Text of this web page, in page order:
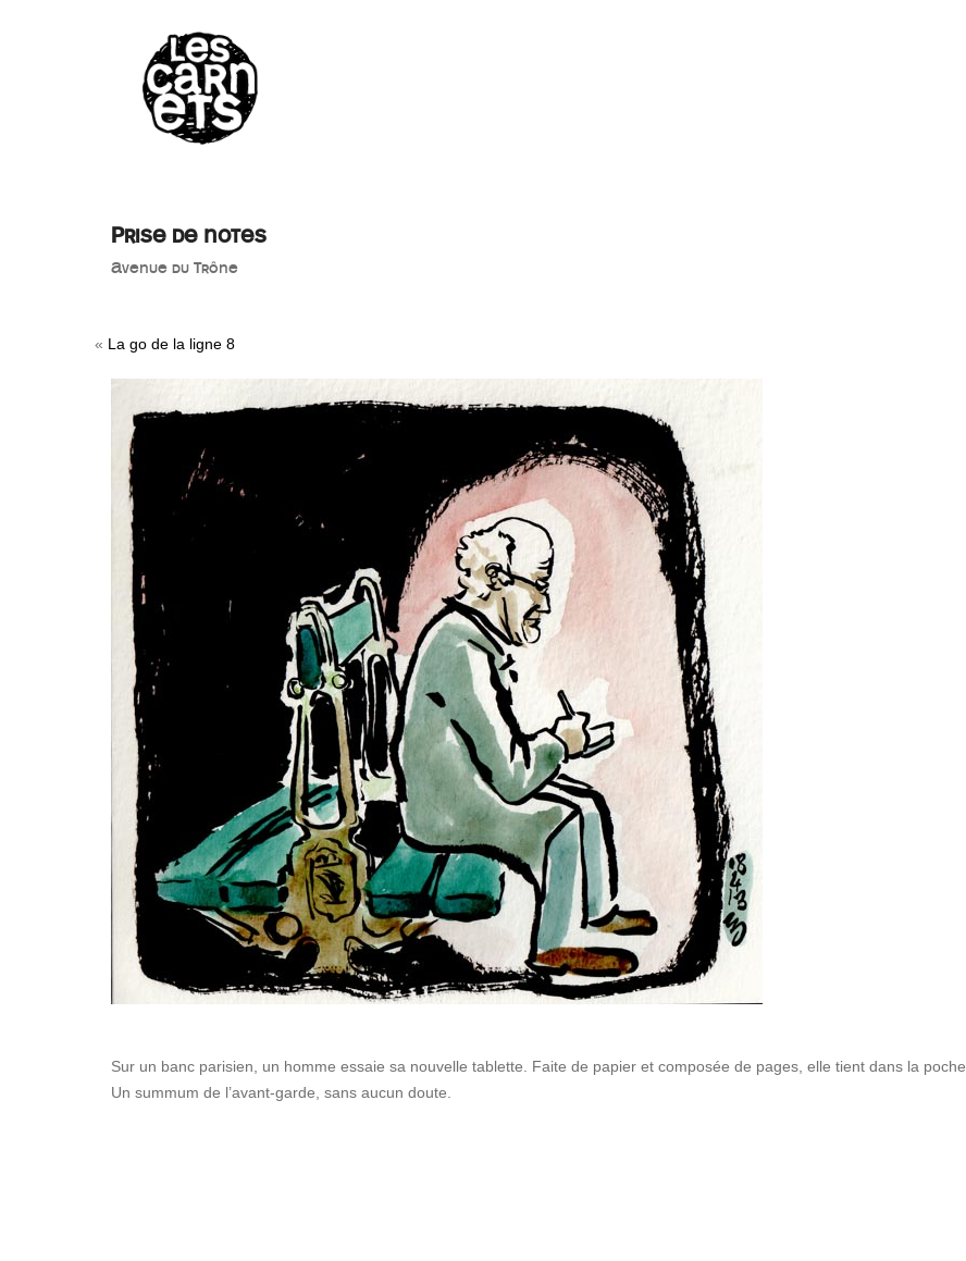
Prise de notes
Avenue du Trône
« La go de la ligne 8
Sur un banc parisien, un homme essaie sa nouvelle tablette. Faite de papier et composée de pages, elle tient dans la poche.
Un summum de l’avant-garde, sans aucun doute.